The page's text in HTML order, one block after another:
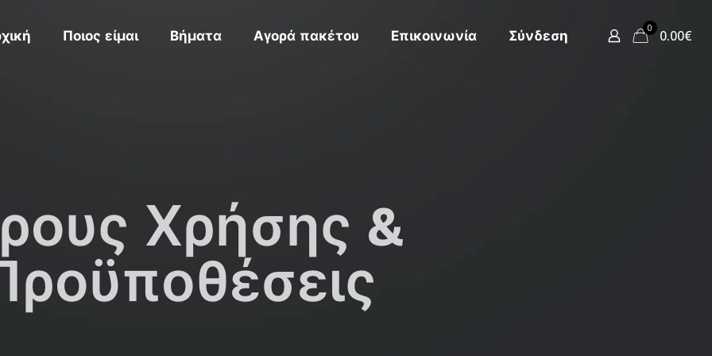
Ποιος είμαι Βήματα Αγορά πακέτου Επικοινωνία Σύνδεση
0 0.00€
Χρήσης &